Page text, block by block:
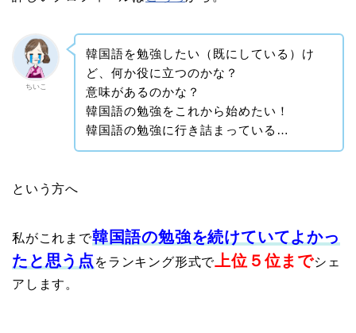
ちいこ
韓国語を勉強したい（既にしている）け
ど、何か役に立つのかな？
意味があるのかな？
韓国語の勉強をこれから始めたい！
韓国語の勉強に行き詰まっている…
という方へ
私がこれまで韓国語の勉強を続けていてよかっ
たと思う点 をランキング形式で上位５位までシェ
アします。